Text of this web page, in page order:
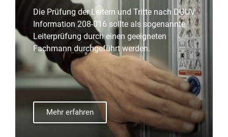
Die Prüfung der Leitern und Tritte nach DGUV
Information 208-016 sollte als sogenannte
Leiterprüfung durch einen geeigneten
Fachmann durchgeführt werden.
Mehr erfahren